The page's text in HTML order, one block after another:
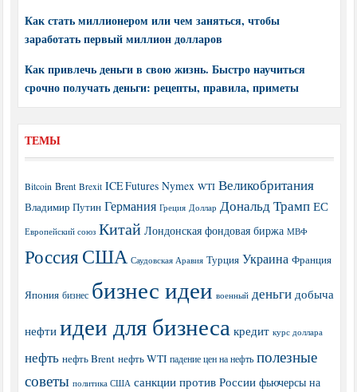
Как стать миллионером или чем заняться, чтобы
заработать первый миллион долларов
Как привлечь деньги в свою жизнь. Быстро научиться
срочно получать деньги: рецепты, правила, приметы
ТЕМЫ
Bitcoin Brent Brexit ICE Futures Nymex WTI Великобритания
Владимир Путин Германия Греция Доллар Дональд Трамп ЕС
Европейский союз Китай Лондонская фондовая биржа МВФ
РоссияСША Саудовская Аравия Турция Украина Франция
Япония бизнес бизнес идеи военный деньги добыча
нефти идеи для бизнеса кредит курс доллара
нефть нефть Brent нефть WTI падение цен на нефть полезные
советы политика США санкции против России фьючерсы на